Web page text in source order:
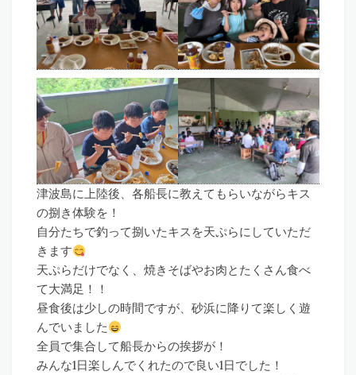
津波島に上陸後、各船長に教えてもらいながらキス
の捌き体験を！
自分たちで釣って捌いたキスを天ぷらにしていただ
きます
天ぷらだけでなく、焼きそばやお肉とたくさん食べ
て大満足！！
昼食後は少しの時間ですが、砂浜に降りて楽しく遊
んでいました
全員で集合して船長からの挨拶が！
みんな1日楽しんでくれたので良い1日でした！